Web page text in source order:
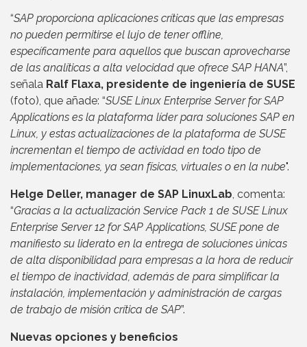
“SAP proporciona aplicaciones críticas que las empresas
no pueden permitirse el lujo de tener offline,
específicamente para aquellos que buscan aprovecharse
de las analíticas a alta velocidad que ofrece SAP HANA”,
señala Ralf Flaxa, presidente de ingeniería de SUSE
(foto), que añade: “SUSE Linux Enterprise Server for SAP
Applications es la plataforma líder para soluciones SAP en
Linux, y estas actualizaciones de la plataforma de SUSE
incrementan el tiempo de actividad en todo tipo de
implementaciones, ya sean físicas, virtuales o en la nube".
Helge Deller, manager de SAP LinuxLab , comenta:
“Gracias a la actualización Service Pack 1 de SUSE Linux
Enterprise Server 12 for SAP Applications, SUSE pone de
manifiesto su liderato en la entrega de soluciones únicas
de alta disponibilidad para empresas a la hora de reducir
el tiempo de inactividad, además de para simplificar la
instalación, implementación y administración de cargas
de trabajo de misión crítica de SAP”.
Nuevas opciones y beneficios